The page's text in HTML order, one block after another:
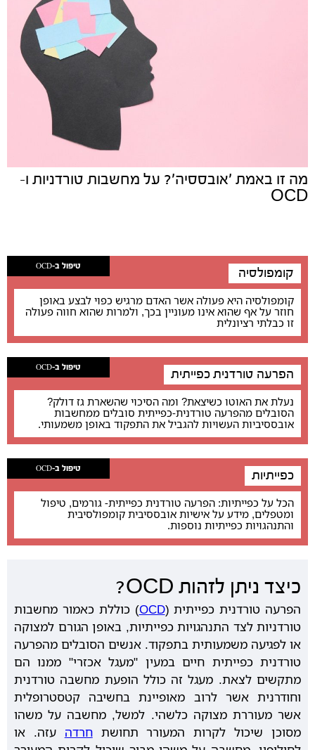
מה זו באמת ׳אובססיה׳? על מחשבות טורדניות ו-
OCD
טיפול ב-OCD קומפולסיה
קומפולסיה היא פעולה אשר האדם מרגיש כפוי לבצע באופן
חוזר על אף שהוא אינו מעוניין בכך, ולמרות שהוא חווה פעולה
זו כבלתי רציונלית
טיפול ב-OCD הפרעה טורדנית כפייתית
נעלת את האוטו כשיצאת? ומה הסיכוי שהשארת גז דולק?
הסובלים מהפרעה טורדנית-כפייתית סובלים ממחשבות
אובססיביות העשויות להגביל את התפקוד באופן משמעותי.
טיפול ב-OCD כפייתיות
הכל על כפייתיות: הפרעה טורדנית כפייתית- גורמים, טיפול
ומטפלים, מידע על אישיות אובססיבית קומפולסיבית
והתנהגויות כפייתיות נוספות.
כיצד ניתן לזהות OCD?
הפרעה טורדנית כפייתית (OCD) כוללת כאמור מחשבות
טורדניות לצד התנהגויות כפייתיות, באופן הגורם למצוקה
או לפגיעה משמעותית בתפקוד. אנשים הסובלים מהפרעה
טורדנית כפייתית חיים במעין "מעגל אכזרי" ממנו הם
מתקשים לצאת. מעגל זה כולל הופעת מחשבה טורדנית
וחודרנית אשר לרוב מאופיינת בחשיבה קטסטרופלית
אשר מעוררת מצוקה כלשהי. למשל, מחשבה על משהו
מסוכן שיכול לקרות המעורר תחושתחרדה עזה. או